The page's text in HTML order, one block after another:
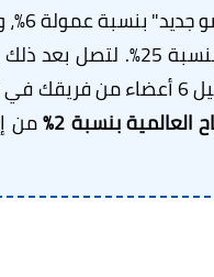
عبر نظام
رتبة
بنسبة عمولة 37%، يشترط النظام المالي
العالمية بنسبة 2%
من